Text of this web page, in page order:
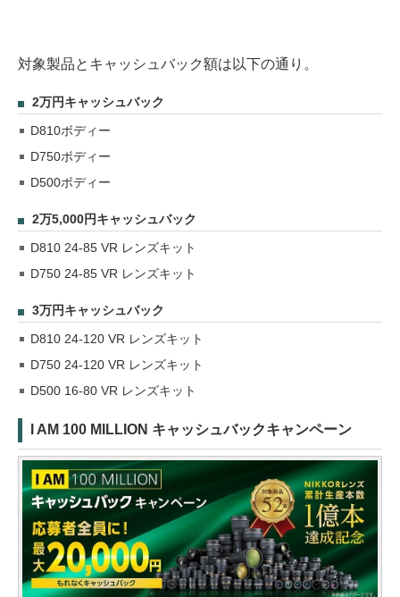
対象製品とキャッシュバック額は以下の通り。
2万円キャッシュバック
D810ボディー
D750ボディー
D500ボディー
2万5,000円キャッシュバック
D810 24-85 VR レンズキット
D750 24-85 VR レンズキット
3万円キャッシュバック
D810 24-120 VR レンズキット
D750 24-120 VR レンズキット
D500 16-80 VR レンズキット
I AM 100 MILLION キャッシュバックキャンペーン